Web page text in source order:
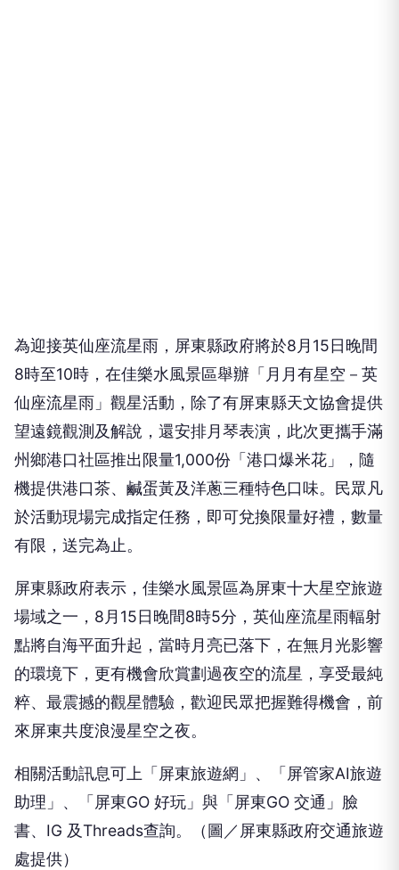
為迎接英仙座流星雨，屏東縣政府將於8月15日晚間
8時至10時，在佳樂水風景區舉辦「月月有星空－英
仙座流星雨」觀星活動，除了有屏東縣天文協會提供
望遠鏡觀測及解說，還安排月琴表演，此次更攜手滿
州鄉港口社區推出限量1,000份「港口爆米花」，隨
機提供港口茶、鹹蛋黃及洋蔥三種特色口味。民眾凡
於活動現場完成指定任務，即可兌換限量好禮，數量
有限，送完為止。
屏東縣政府表示，佳樂水風景區為屏東十大星空旅遊
場域之一，8月15日晚間8時5分，英仙座流星雨輻射
點將自海平面升起，當時月亮已落下，在無月光影響
的環境下，更有機會欣賞劃過夜空的流星，享受最純
粹、最震撼的觀星體驗，歡迎民眾把握難得機會，前
來屏東共度浪漫星空之夜。
相關活動訊息可上「屏東旅遊網」、「屏管家AI旅遊
助理」、「屏東GO 好玩」與「屏東GO 交通」臉
書、IG 及Threads查詢。（圖／屏東縣政府交通旅遊
處提供）